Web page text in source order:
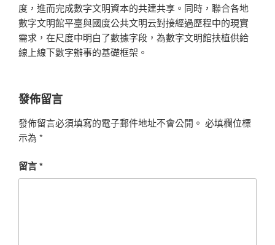
度，進而完成數字文明資本的共建共享。同時，聯合各地
數字文明館平臺與國度公共文明云對接經過歷程中的現實
需求，在尺度中明白了數據字段，為數字文明館扶植供給
線上線下數字辦事的基礎框架。
發佈留言
發佈留言必須填寫的電子郵件地址不會公開。 必填欄位標
示為 *
留言*